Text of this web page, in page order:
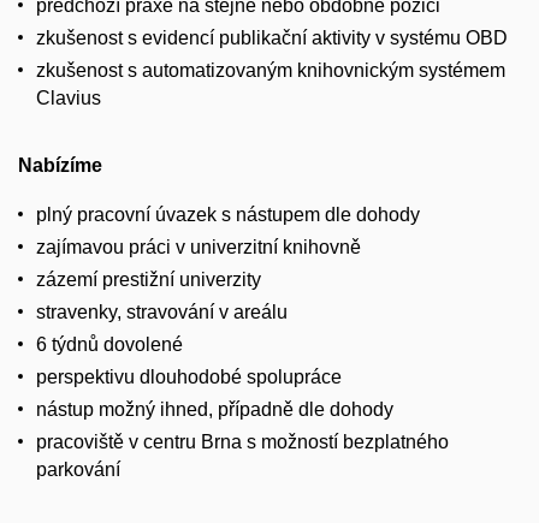
předchozí praxe na stejné nebo obdobné pozici
zkušenost s evidencí publikační aktivity v systému OBD
zkušenost s automatizovaným knihovnickým systémem
Clavius
Nabízíme
plný pracovní úvazek s nástupem dle dohody
zajímavou práci v univerzitní knihovně
zázemí prestižní univerzity
stravenky, stravování v areálu
6 týdnů dovolené
perspektivu dlouhodobé spolupráce
nástup možný ihned, případně dle dohody
pracoviště v centru Brna s možností bezplatného
parkování